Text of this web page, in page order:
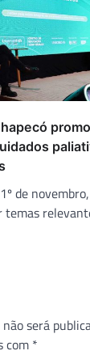
de
temas
será
com *